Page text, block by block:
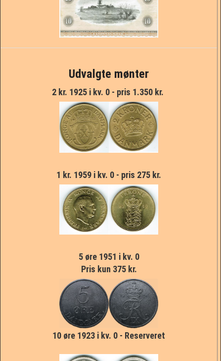
Udvalgte mønter
2 kr. 1925 i kv. 0 - pris 1.350 kr.
1 kr. 1959 i kv. 0 - pris 275 kr.
5 øre 1951 i kv. 0
Pris kun 375 kr.
10 øre 1923 i kv. 0 - Reserveret